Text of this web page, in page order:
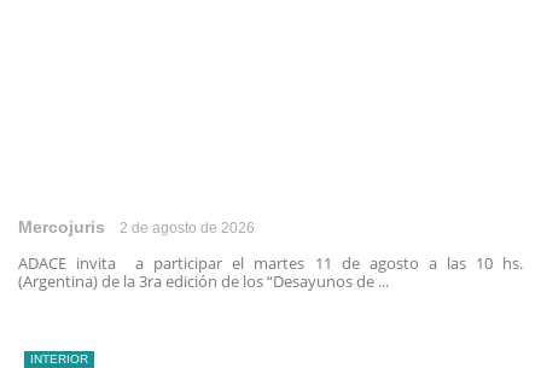
Mercojuris 2 de agosto de 2026
ADACE invita a participar el martes 11 de agosto a las 10 hs.
(Argentina) de la 3ra edición de los “Desayunos de ...
INTERIOR